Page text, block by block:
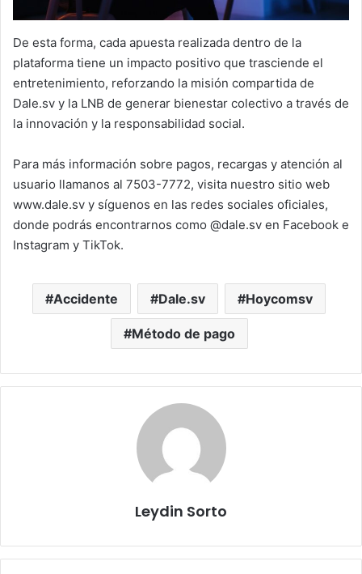
De esta forma, cada apuesta realizada dentro de la
plataforma tiene un impacto positivo que trasciende el
entretenimiento, reforzando la misión compartida de
Dale.sv y la LNB de generar bienestar colectivo a través de
la innovación y la responsabilidad social.
Para más información sobre pagos, recargas y atención al
usuario llamanos al 7503-7772, visita nuestro sitio web
www.dale.sv y síguenos en las redes sociales oficiales,
donde podrás encontrarnos como @dale.sv en Facebook e
Instagram y TikTok.
Accidente Dale.sv Hoycomsv
Método de pago
Leydin Sorto